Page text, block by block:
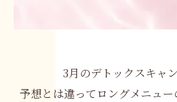
3月のデトックスキャ
予想とは違ってロングメニュ